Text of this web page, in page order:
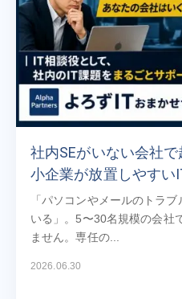
社内SEがいない会社
小企業が放置しやすい
「パソコンやメールのトラ
いる」。5〜30名規模の会社
ません。専任の...
2026.06.30